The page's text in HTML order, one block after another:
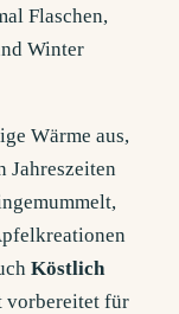
Flaschen,
Winter
Wärme aus,
Jahreszeiten
Köstlich
vorbereitet für